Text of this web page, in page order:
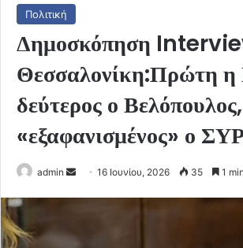
Πολιτική
Δημοσκόπηση
Θεσσαλονίκη:Πρώτη
δεύτερος ο Βελόπουλος,
«εξαφανισμένος» ο
admin
Send16 Ιουνίου, 2026 35 1